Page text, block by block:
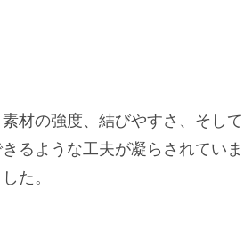
材の強度、結びやすさ、そして
るような工夫が凝らされていま
た。